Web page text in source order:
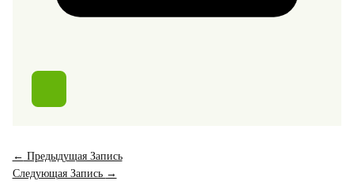
← Предыдущая Запись
Следующая Запись →